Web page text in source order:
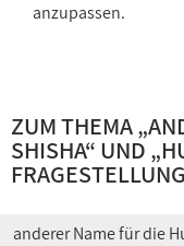
anzupassen.
ZUM THEMA „
SHISHA“ UND „
anderer Name für die